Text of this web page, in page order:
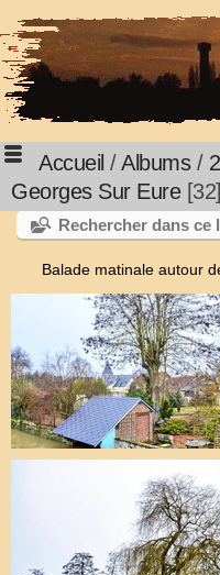
Accueil /Albums/
Georges Sur Eure 32
Rechercher dans ce
Balade matinale autour